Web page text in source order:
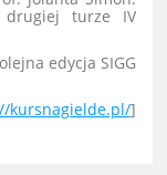
drugiej turze IV
edycja SIGG
kursnagielde.pl/]